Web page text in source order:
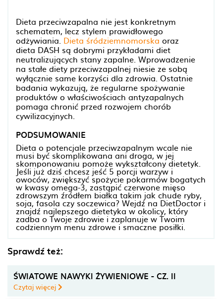
Dieta przeciwzapalna nie jest konkretnym
schematem, lecz stylem prawidłowego
odżywiania. Dieta śródziemnomorska oraz
dieta DASH są dobrymi przykładami diet
neutralizujących stany zapalne. Wprowadzenie
na stałe diety przeciwzapalnej niesie ze sobą
wyłącznie same korzyści dla zdrowia. Ostatnie
badania wykazują, że regularne spożywanie
produktów o właściwościach antyzapalnych
pomaga chronić przed rozwojem chorób
cywilizacyjnych.
PODSUMOWANIE
Dieta o potencjale przeciwzapalnym wcale nie
musi być skomplikowana ani droga, w jej
skomponowaniu pomoże wykształcony dietetyk.
Jeśli już dziś chcesz jeść 5 porcji warzyw i
owoców, zwiększyć spożycie pokarmów bogatych
w kwasy omega-3, zastąpić czerwone mięso
zdrowszym źródłem białka takim jak chude ryby,
soja, fasola czy soczewica? Wejdź na DietDoctor i
znajdź najlepszego dietetyka w okolicy, który
zadba o Twoje zdrowie i zaplanuje w Twoim
codziennym menu zdrowe i smaczne posiłki.
Sprawdź też:
ŚWIATOWE NAWYKI ŻYWIENIOWE - CZ. II
Czytaj więcej